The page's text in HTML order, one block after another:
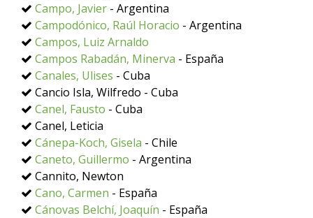
Campo, Javier - Argentina
Campodónico, Raúl Horacio - Argentina
Campos, Luiz Arnaldo
Campos Rabadán, Minerva - España
Canales, Ulises - Cuba
Cancio Isla, Wilfredo - Cuba
Canel, Fausto - Cuba
Canel, Leticia
Cánepa-Koch, Gisela - Chile
Caneto, Guillermo - Argentina
Cannito, Newton
Cano, Carmen - España
Cánovas Belchí, Joaquín - España